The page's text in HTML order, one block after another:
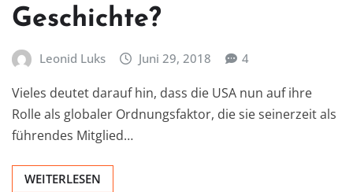
Geschichte?
Leonid Luks Juni 29, 2018 4
Vieles deutet darauf hin, dass die USA nun auf ihre
Rolle als globaler Ordnungsfaktor, die sie seinerzeit als
führendes Mitglied…
WEITERLESEN